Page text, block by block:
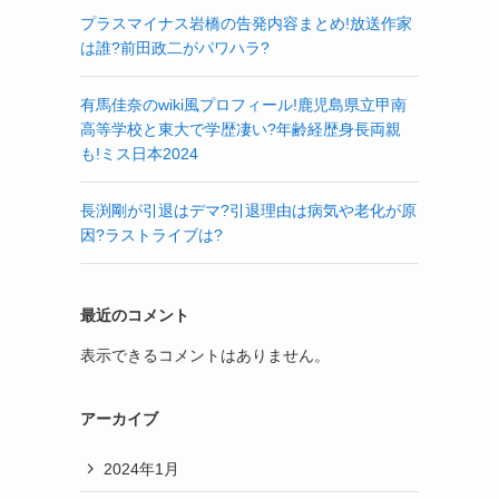
プラスマイナス岩橋の告発内容まとめ!放送作家
は誰?前田政二がパワハラ?
有馬佳奈のwiki風プロフィール!鹿児島県立甲南
高等学校と東大で学歴凄い?年齢経歴身長両親
も!ミス日本2024
長渕剛が引退はデマ?引退理由は病気や老化が原
因?ラストライブは?
最近のコメント
表示できるコメントはありません。
アーカイブ
2024年1月